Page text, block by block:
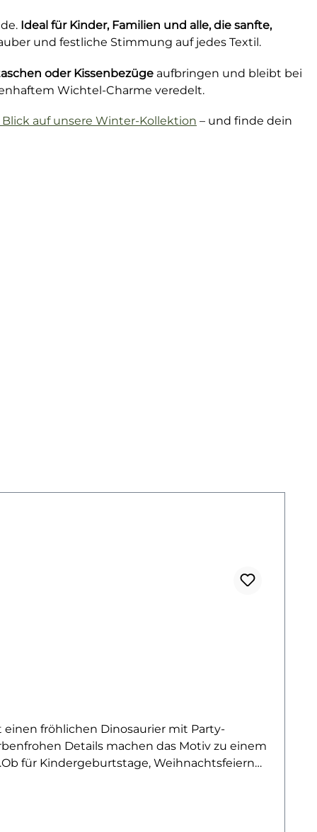
Ideal für Kinder, Familien und alle, die sanfte,
und festliche Stimmung auf jedes Textil.
oder Kissenbezüge aufbringen und bleibt bei
Wichtel-Charme veredelt.
auf unsere Winter-Kollektion – und finde dein
fröhlichen Dinosaurier mit Party-
Details machen das Motiv zu einem
für Kindergeburtstage, Weihnachtsfeiern